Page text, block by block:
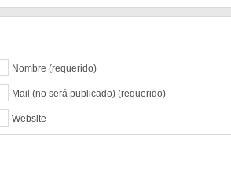
Nombre (requerido)
Mail (no será publicado) (requerido)
Website